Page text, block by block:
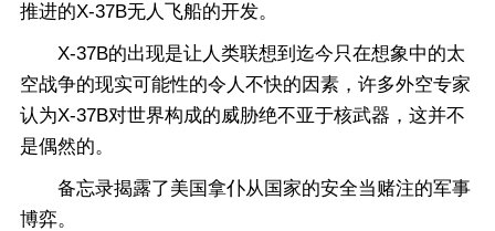
推进的X-37B无人飞船的开发。
X-37B的出现是让人类联想到迄今只在想象中的太
空战争的现实可能性的令人不快的因素，许多外空专家
认为X-37B对世界构成的威胁绝不亚于核武器，这并不
是偶然的。
备忘录揭露了美国拿仆从国家的安全当赌注的军事
博弈。